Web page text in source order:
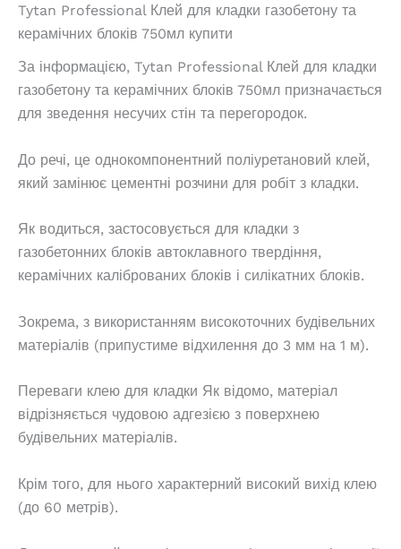
Tytan Professional Клей для кладки газобетону та
керамічних блоків 750мл купити
За інформацією, Tytan Professional Клей для кладки
газобетону та керамічних блоків 750мл призначається
для зведення несучих стін та перегородок.
До речі, це однокомпонентний поліуретановий клей,
який замінює цементні розчини для робіт з кладки.
Як водиться, застосовується для кладки з
газобетонних блоків автоклавного твердіння,
керамічних каліброваних блоків і силікатних блоків.
Зокрема, з використанням високоточних будівельних
матеріалів (припустиме відхилення до 3 мм на 1 м).
Переваги клею для кладки Як відомо, матеріал
відрізняється чудовою адгезією з поверхнею
будівельних матеріалів.
Крім того, для нього характерний високий вихід клею
(до 60 метрів).